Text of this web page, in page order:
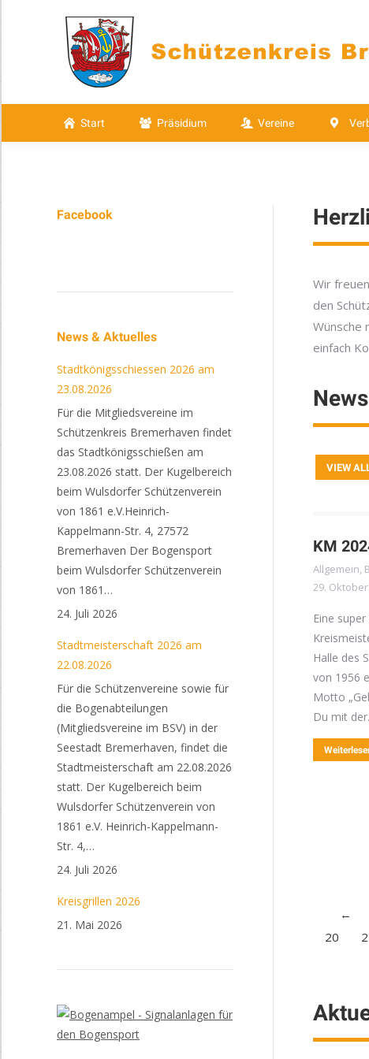
Start Präsidium Vereine
Wir
den
Wünsche
einfach
VIEW
KM
Allgemein,
29.
Eine
Halle des
von 1956
Motto
Du mit
←
20
Facebook
News & Aktuelles
Stadtkönigsschiessen 2026 am
23.08.2026
Für die Mitgliedsvereine im
Schützenkreis Bremerhaven findet
das Stadtkönigsschießen am
23.08.2026 statt. Der Kugelbereich
beim Wulsdorfer Schützenverein
von 1861 e.V.Heinrich-
Kappelmann-Str. 4, 27572
Bremerhaven Der Bogensport
beim Wulsdorfer Schützenverein
von 1861…
24. Juli 2026
Stadtmeisterschaft 2026 am
22.08.2026
Für die Schützenvereine sowie für
die Bogenabteilungen
(Mitgliedsvereine im BSV) in der
Seestadt Bremerhaven, findet die
Stadtmeisterschaft am 22.08.2026
statt. Der Kugelbereich beim
Wulsdorfer Schützenverein von
1861 e.V. Heinrich-Kappelmann-
Str. 4,…
24. Juli 2026
Kreisgrillen 2026
21. Mai 2026
Start